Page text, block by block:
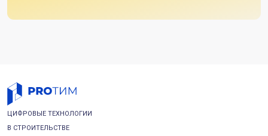
ЦИФРОВЫЕ ТЕХНОЛОГИИ
В СТРОИТЕЛЬСТВЕ